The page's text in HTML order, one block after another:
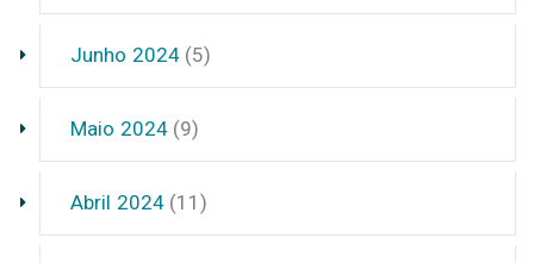
Junho 2024 (5)
Maio 2024(9)
Abril 2024 (11)